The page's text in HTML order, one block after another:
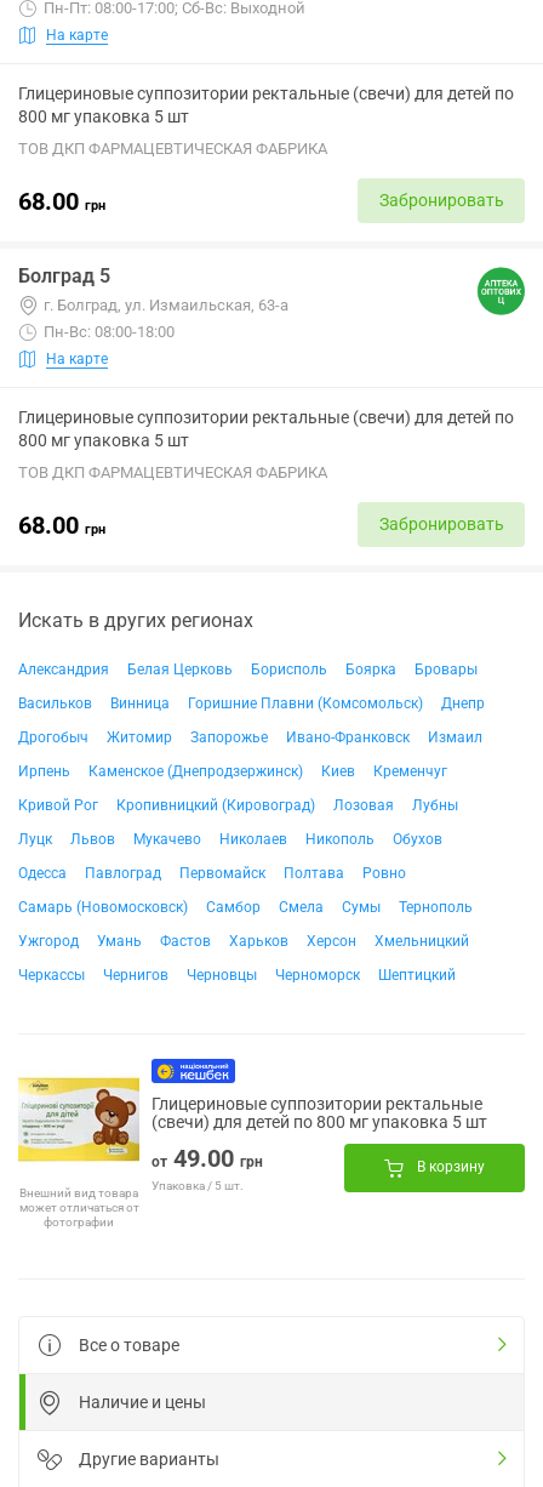
Пн-Пт: 08:00-17:00; Сб-Вс: Выходной
На карте
Глицериновые суппозитории ректальные (свечи) для детей по
800 мг упаковка 5 шт
ТОВ ДКП ФАРМАЦЕВТИЧЕСКАЯ ФАБРИКА
68.00 грн Забронировать
Болград 5
г. Болград, ул. Измаильская, 63-а
Пн-Вс: 08:00-18:00
На карте
Глицериновые суппозитории ректальные (свечи) для детей по
800 мг упаковка 5 шт
ТОВ ДКП ФАРМАЦЕВТИЧЕСКАЯ ФАБРИКА
68.00 грн Забронировать
Искать в других регионах
Александрия Белая Церковь Борисполь Боярка
Бровары
Васильков
Винница Горишние Плавни (Комсомольск)
Днепр
Дрогобыч
Житомир Запорожье Ивано-Франковск
Измаил
Ирпень
Каменское (Днепродзержинск) Киев
Кременчуг
Кривой Рог
Кропивницкий (Кировоград) Лозовая
Лубны
Луцк
Львов Мукачево Николаев Никополь
Обухов
Одесса
Павлоград Первомайск Полтава
Ровно
Самарь (Новомосковск)
Самбор Смела Сумы
Тернополь
Ужгород
Умань Фастов Харьков Херсон
Хмельницкий
Черкассы
Чернигов Черновцы Черноморск Шептицкий
Внешний вид товара
может отличаться от
фотографии
Глицериновые суппозитории ректальные
(свечи) для детей по 800 мг упаковка 5 шт
от 49.00 грн
Упаковка / 5 шт.
В корзину
Все о товаре
Наличие и цены
Другие варианты